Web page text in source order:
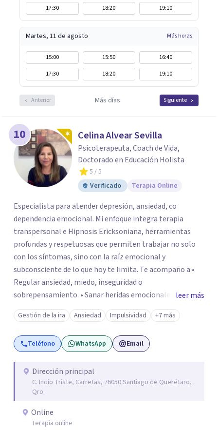
17:30
18:20 19:10
Martes, 11 de agosto Más horas
15:00 15:50
16:40
17:30
18:20 19:10
Anterior Más días Siguiente
10 Celina Alvear Sevilla
Psicoterapeuta, Coach de Vida,
Doctorado en Educación Holista
5 / 5
Verificado
Terapia Online
Especialista para atender depresión, ansiedad, co
dependencia emocional. Mi enfoque integra terapia
transpersonal e Hipnosis Ericksoniana, herramientas
profundas y respetuosas que permiten trabajar no solo
con los síntomas, sino con la raíz emocional y
subconsciente de lo que hoy te limita. Te acompaño a •
Regular ansiedad, miedo, inseguridad o
sobrepensamiento. • Sanar heridas emocionales y
fortalecer tu autoestima. . Comprender por qué repites
ciertos patrones o emociones. Puedes superar lo que te
preocupa y lograr tus objetivos más pronto de lo que
imaginas. Contáctame por Wahtsapp. Puedo ayudarte.
leer más
Gestión de la ira Ansiedad Impulsividad +7 más
Teléfono WhatsApp Email
Dirección principal
C. Indio Triste, Carretas, 76050 Santiago de Querétaro,
Qro.
Online
Terapia online